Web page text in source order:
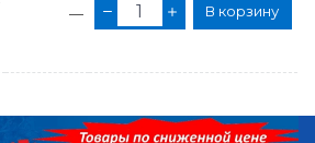
— В корзину